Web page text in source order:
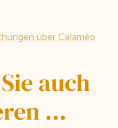
über Calaméo
auch
...